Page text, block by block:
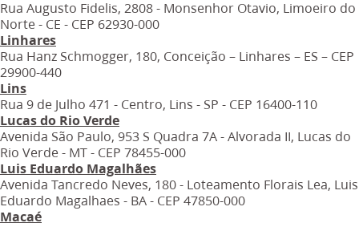
Rua Augusto Fidelis, 2808 - Monsenhor Otavio, Limoeiro do
Norte - CE - CEP 62930-000
Linhares
Rua Hanz Schmogger, 180, Conceição – Linhares – ES – CEP
29900-440
Lins
Rua 9 de Julho 471 - Centro, Lins - SP - CEP 16400-110
Lucas do Rio Verde
Avenida São Paulo, 953 S Quadra 7A - Alvorada II, Lucas do
Rio Verde - MT - CEP 78455-000
Luis Eduardo Magalhães
Avenida Tancredo Neves, 180 - Loteamento Florais Lea, Luis
Eduardo Magalhaes - BA - CEP 47850-000
Macaé